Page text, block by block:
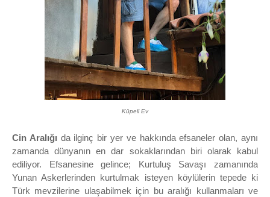
Küpeli Ev
Cin Aralığı da ilginç bir yer ve hakkında efsaneler olan, aynı
zamanda dünyanın en dar sokaklarından biri olarak kabul
ediliyor. Efsanesine gelince; Kurtuluş Savaşı zamanında
Yunan Askerlerinden kurtulmak isteyen köylülerin tepede ki
Türk mevzilerine ulaşabilmek için bu aralığı kullanmaları ve